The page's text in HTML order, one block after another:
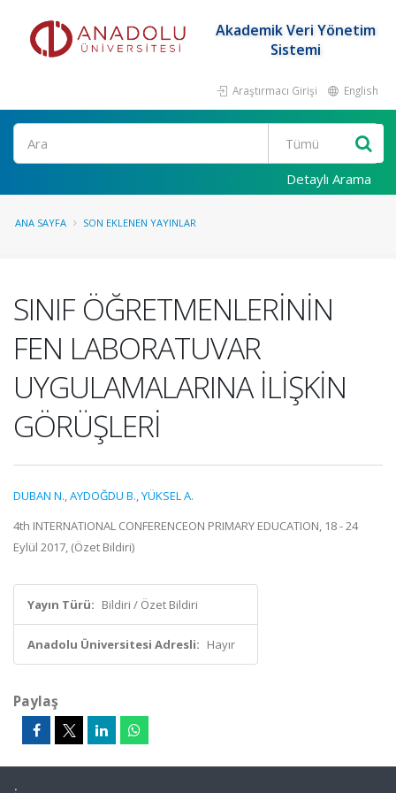
Akademik Veri Yönetim
Sistemi
Araştırmacı Girişi English
Ara
Detaylı Arama
ANA SAYFA SON EKLENEN YAYINLAR
SINIF ÖĞRETMENLERİNİN
FEN LABORATUVAR
UYGULAMALARINA İLİŞKİN
GÖRÜŞLERİ
DUBAN N.,AYDOĞDU B.,YÜKSEL A.
4th INTERNATIONAL CONFERENCEON PRIMARY EDUCATION, 18 - 24
Eylül 2017, (Özet Bildiri)
Yayın Türü: Bildiri / Özet Bildiri
Anadolu Üniversitesi Adresli: Hayır
Paylaş